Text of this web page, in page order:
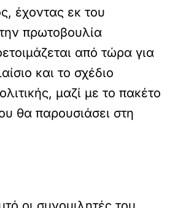
έχοντας εκ του
πρωτοβουλία
από τώρα για
και το σχέδιο
μαζί με το πακέτο
θα παρουσιάσει στη